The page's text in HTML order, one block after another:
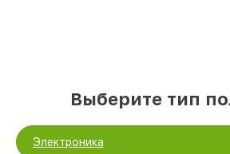
Выберите тип
Электроника